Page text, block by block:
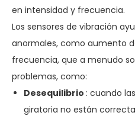
en intensidad y frecuencia.
Los sensores de vibración
anormales, como aumento
frecuencia, que a menudo
problemas, como:
Desequilibrio : cuando
giratoria no están